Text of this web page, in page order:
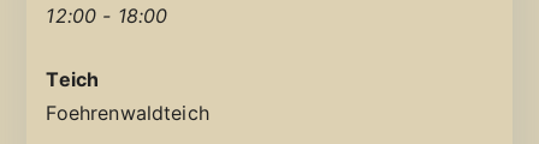
12:00 - 18:00
Teich
Foehrenwaldteich